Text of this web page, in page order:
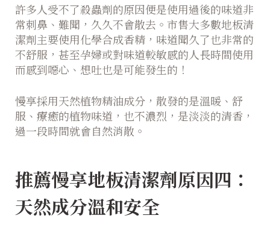
許多人受不了殺蟲劑的原因便是使用過後的味道非
常刺鼻、難聞，久久不會散去。市售大多數地板清
潔劑主要使用化學合成香精，味道聞久了也非常的
不舒服，甚至孕婦或對味道較敏感的人長時間使用
而感到噁心、想吐也是可能發生的！
慢享採用天然植物精油成分，散發的是溫暖、舒
服、療癒的植物味道，也不濃烈，是淡淡的清香，
過一段時間就會自然消散。
推薦慢享地板清潔劑原因四：
天然成分溫和安全